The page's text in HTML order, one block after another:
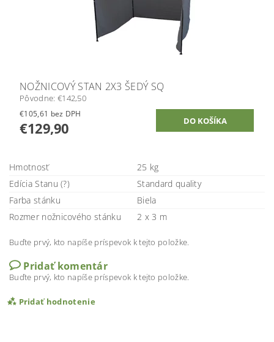
NOŽNICOVÝ STAN 2X3 ŠEDÝ SQ
Pôvodne: €142,50
€105,61 bez DPH
€129,90
Hmotnosť
25 kg
Edícia Stanu (?)
Standard quality
Farba stánku
Biela
Rozmer nožnicového stánku
2 x 3 m
Buďte prvý, kto napíše príspevok k tejto položke.
Pridať komentár
Buďte prvý, kto napíše príspevok k tejto položke.
Pridať hodnotenie